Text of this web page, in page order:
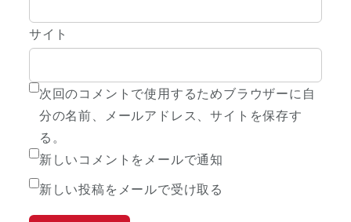
サイト
次回のコメントで使用するためブラウザーに自
分の名前、メールアドレス、サイトを保存す
る。
新しいコメントをメールで通知
新しい投稿をメールで受け取る